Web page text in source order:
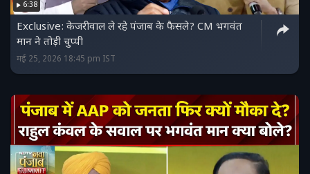
6:38
Exclusive: केजरीवाल ले रहे पंजाब के फैसले? CM भगवंत
मान ने तोड़ी चुप्पी
मई 25, 2026 18:45 pm IST